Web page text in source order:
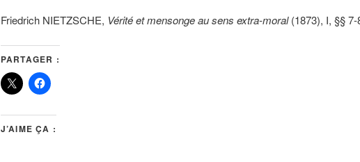
Friedrich NIETZSCHE, Vérité et mensonge au sens extra-moral(1873), I, §§ 7-
PARTAGER :
J’AIME ÇA :